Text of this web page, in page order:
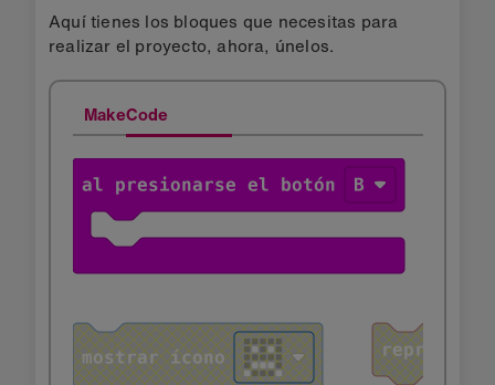
Aquí tienes los bloques que necesitas para
realizar el proyecto, ahora, únelos.
MakeCode